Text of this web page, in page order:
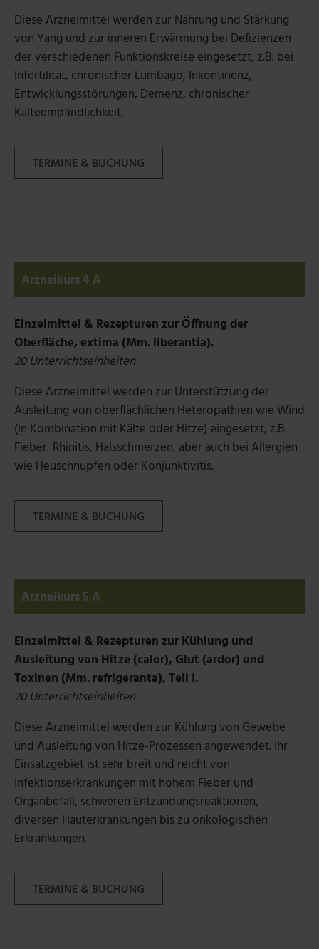
Diese Arzneimittel werden zur Nährung und Stärkung
von Yang und zur inneren Erwärmung bei Defizienzen
der verschiedenen Funktionskreise eingesetzt, z.B. bei
Infertilität, chronischer Lumbago, Inkontinenz,
Entwicklungsstörungen, Demenz, chronischer
Kälteempfindlichkeit.
TERMINE & BUCHUNG
Arzneikurs 4 A
Einzelmittel & Rezepturen zur Öffnung der
Oberfläche, extima (Mm. liberantia).
20 Unterrichtseinheiten
Diese Arzneimittel werden zur Unterstützung der
Ausleitung von oberflächlichen Heteropathien wie Wind
(in Kombination mit Kälte oder Hitze) eingesetzt, z.B.
Fieber, Rhinitis, Halsschmerzen, aber auch bei Allergien
wie Heuschnupfen oder Konjunktivitis.
TERMINE & BUCHUNG
Arzneikurs 5 A
Einzelmittel & Rezepturen zur Kühlung und
Ausleitung von Hitze (calor), Glut (ardor) und
Toxinen (Mm. refrigeranta), Teil I.
20 Unterrichtseinheiten
Diese Arzneimittel werden zur Kühlung von Gewebe
und Ausleitung von Hitze-Prozessen angewendet. Ihr
Einsatzgebiet ist sehr breit und reicht von
Infektionserkrankungen mit hohem Fieber und
Organbefall, schweren Entzündungsreaktionen,
diversen Hauterkrankungen bis zu onkologischen
Erkrankungen.
TERMINE & BUCHUNG